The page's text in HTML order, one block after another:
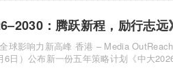
：腾跃新程，励行志远
OutReach Newswire –
日）公布新一份五年策略计划《中大